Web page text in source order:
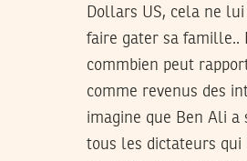
Dollars US, cela ne
faire gater sa famille..
commbien peut
comme revenus des
imagine que Ben Ali a
tous les dictateurs qui